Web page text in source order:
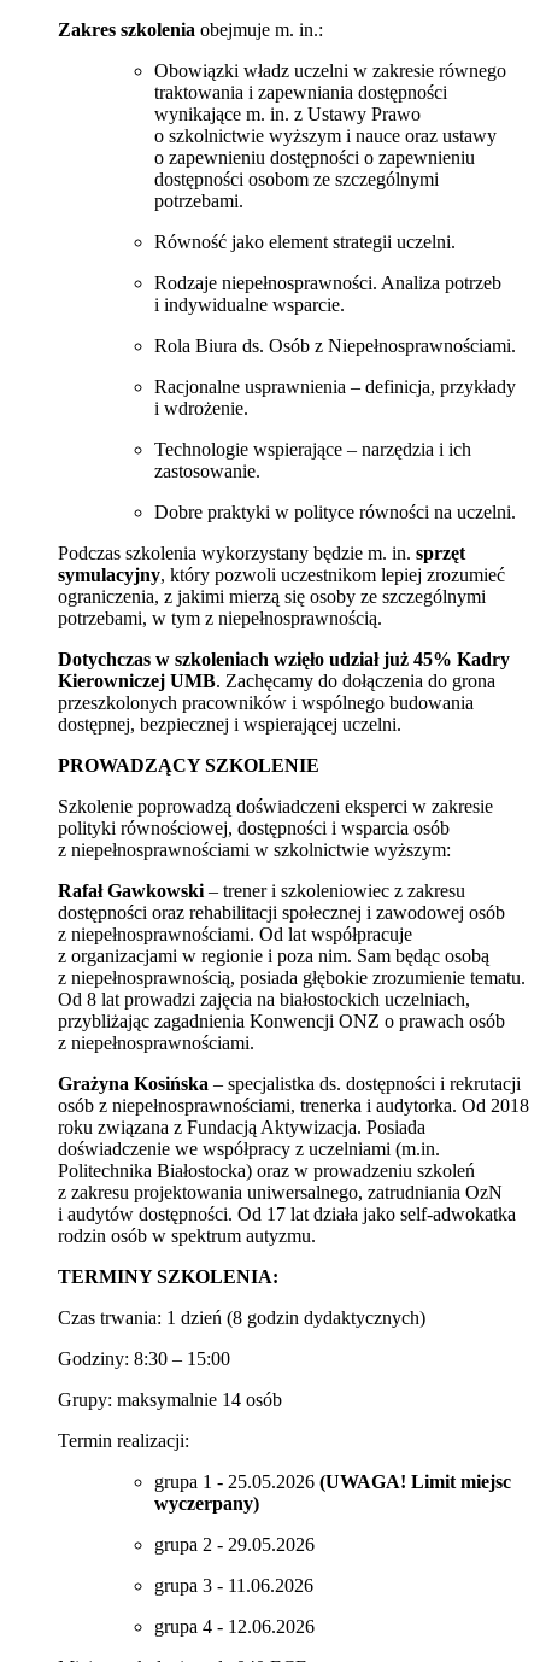
Zakres szkolenia obejmuje m. in.:
Obowiązki władz uczelni w zakresie równego
traktowania i zapewniania dostępności
wynikające m. in. z Ustawy Prawo
o szkolnictwie wyższym i nauce oraz ustawy
o zapewnieniu dostępności o zapewnieniu
dostępności osobom ze szczególnymi
potrzebami.
Równość jako element strategii uczelni.
Rodzaje niepełnosprawności. Analiza potrzeb
i indywidualne wsparcie.
Rola Biura ds. Osób z Niepełnosprawnościami.
Racjonalne usprawnienia – definicja, przykłady
i wdrożenie.
Technologie wspierające – narzędzia i ich
zastosowanie.
Dobre praktyki w polityce równości na uczelni.
Podczas szkolenia wykorzystany będzie m. in. sprzęt
symulacyjny, który pozwoli uczestnikom lepiej zrozumieć
ograniczenia, z jakimi mierzą się osoby ze szczególnymi
potrzebami, w tym z niepełnosprawnością.
Dotychczas w szkoleniach wzięło udział już 45% Kadry
Kierowniczej UMB. Zachęcamy do dołączenia do grona
przeszkolonych pracowników i wspólnego budowania
dostępnej, bezpiecznej i wspierającej uczelni.
PROWADZĄCY SZKOLENIE
Szkolenie poprowadzą doświadczeni eksperci w zakresie
polityki równościowej, dostępności i wsparcia osób
z niepełnosprawnościami w szkolnictwie wyższym:
Rafał Gawkowski – trener i szkoleniowiec z zakresu
dostępności oraz rehabilitacji społecznej i zawodowej osób
z niepełnosprawnościami. Od lat współpracuje
z organizacjami w regionie i poza nim. Sam będąc osobą
z niepełnosprawnością, posiada głębokie zrozumienie tematu.
Od 8 lat prowadzi zajęcia na białostockich uczelniach,
przybliżając zagadnienia Konwencji ONZ o prawach osób
z niepełnosprawnościami.
Grażyna Kosińska – specjalistka ds. dostępności i rekrutacji
osób z niepełnosprawnościami, trenerka i audytorka. Od 2018
roku związana z Fundacją Aktywizacja. Posiada
doświadczenie we współpracy z uczelniami (m.in.
Politechnika Białostocka) oraz w prowadzeniu szkoleń
z zakresu projektowania uniwersalnego, zatrudniania OzN
i audytów dostępności. Od 17 lat działa jako self-adwokatka
rodzin osób w spektrum autyzmu.
TERMINY SZKOLENIA:
Czas trwania: 1 dzień (8 godzin dydaktycznych)
Godziny: 8:30 – 15:00
Grupy: maksymalnie 14 osób
Termin realizacji:
grupa 1 - 25.05.2026 (UWAGA! Limit miejsc
wyczerpany)
grupa 2 - 29.05.2026
grupa 3 - 11.06.2026
grupa 4 - 12.06.2026